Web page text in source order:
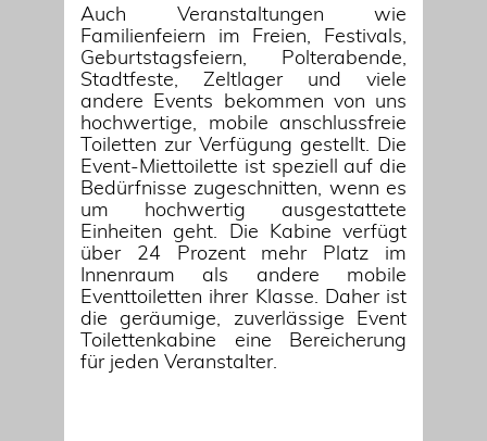
Auch Veranstaltungen wie
Familienfeiern im Freien, Festivals,
Geburtstagsfeiern, Polterabende,
Stadtfeste, Zeltlager und viele
andere Events bekommen von uns
hochwertige, mobile anschlussfreie
Toiletten zur Verfügung gestellt. Die
Event-Miettoilette ist speziell auf die
Bedürfnisse zugeschnitten, wenn es
um hochwertig ausgestattete
Einheiten geht. Die Kabine verfügt
über 24 Prozent mehr Platz im
Innenraum als andere mobile
Eventtoiletten ihrer Klasse. Daher ist
die geräumige, zuverlässige Event
Toilettenkabine eine Bereicherung
für jeden Veranstalter.